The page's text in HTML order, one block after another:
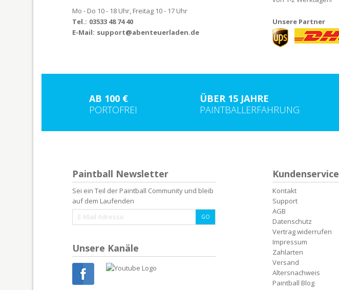
Mo - Do 10 - 18 Uhr, Freitag 10 - 17 Uhr
Tel.: 03533 48 74 40
E-Mail: support@abenteuerladen.de
Unsere Partner
AB 100 €
PORTOFREI
ÜBER 15 JAHRE
PAINTBALLERFAHRUNG
Paintball Newsletter
Sei ein Teil der Paintball Community und bleib
auf dem Laufenden
Unsere Kanäle
Kundenservice
Kontakt
Support
AGB
Datenschutz
Vertrag widerrufen
Impressum
Zahlarten
Versand
Altersnachweis
Paintball Blog